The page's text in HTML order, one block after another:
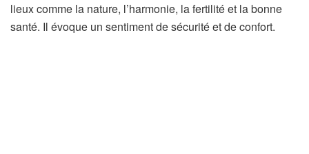
lieux comme la nature, l’harmonie, la fertilité et la bonne
santé. Il évoque un sentiment de sécurité et de confort.